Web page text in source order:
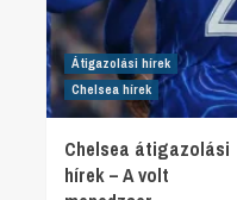
Átigazolási hírek
Chelsea hírek
Chelsea átigazolási
hírek – A volt